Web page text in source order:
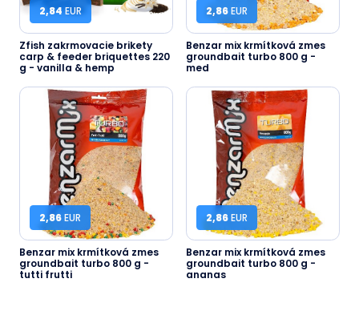
2,84EUR
Zfish zakrmovacie brikety
carp & feeder briquettes 220
g - vanilla & hemp
2,86EUR
Benzar mix krmítková zmes
groundbait turbo 800 g -
med
2,86EUR
Benzar mix krmítková zmes
groundbait turbo 800 g -
tutti frutti
2,86EUR
Benzar mix krmítková zmes
groundbait turbo 800 g -
ananas